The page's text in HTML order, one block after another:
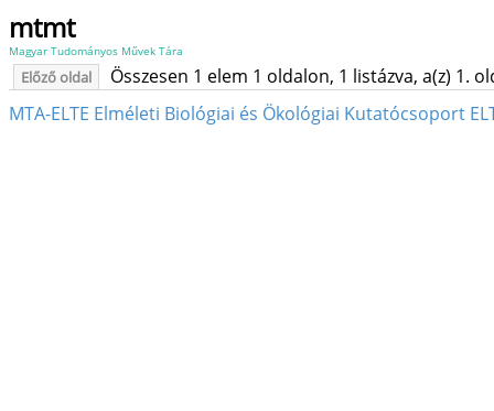
mtmt
Magyar Tudományos Művek Tára
Előző oldal
Összesen 1 elem 1 oldalon, 1 listázva, a(z) 1.
MTA-ELTE Elméleti Biológiai és Ökológiai Kutatócsoport